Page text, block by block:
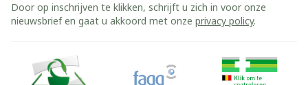
Door op inschrijven te klikken, schrijft u zich in voor onze
nieuwsbrief en gaat u akkoord met onze privacy policy.